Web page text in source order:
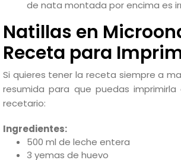
de nata montada por encima es
Natillas en
Receta para
Si quieres tener la receta siempre a
resumida para que puedas
recetario:
Ingredientes:
500 ml de leche entera
3 yemas de huevo